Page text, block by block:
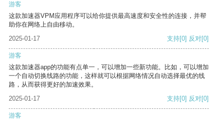
游客
这款加速器VPM应用程序可以给你提供最高速度和安全性的连接，并帮
助你在网络上自由移动。
2025-01-17
支持[0] 反对[0]
游客
这款加速器app的功能有点单一，可以增加一些新功能。比如，可以增加
一个自动切换线路的功能，这样就可以根据网络情况自动选择最优的线
路，从而获得更好的加速效果。
2025-01-17
支持[0] 反对[0]
游客